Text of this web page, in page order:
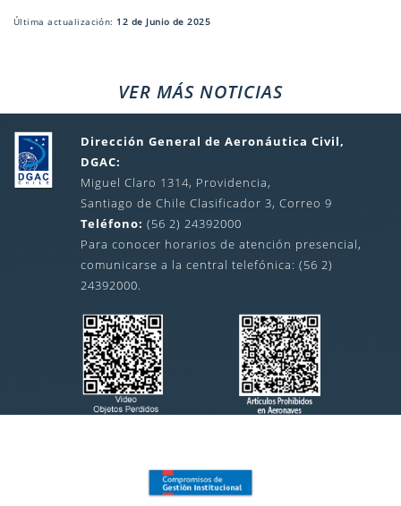
Última actualización: 12 de Junio de 2025
VER MÁS NOTICIAS
Dirección General de Aeronáutica Civil,
DGAC:
Miguel Claro 1314, Providencia,
Santiago de Chile Clasificador 3, Correo 9
Teléfono: (56 2) 24392000
Para conocer horarios de atención presencial,
comunicarse a la central telefónica: (56 2)
24392000.